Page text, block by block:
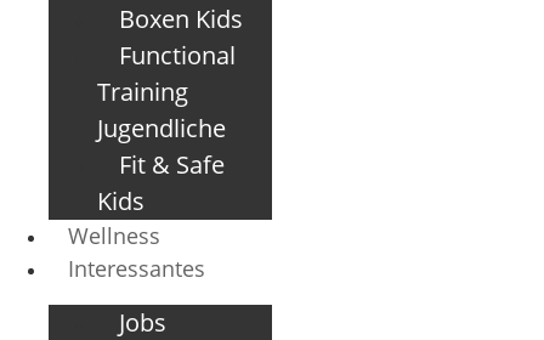
Boxen Kids
Functional
Training
Jugendliche
Fit & Safe
Kids
Wellness
Interessantes
Jobs